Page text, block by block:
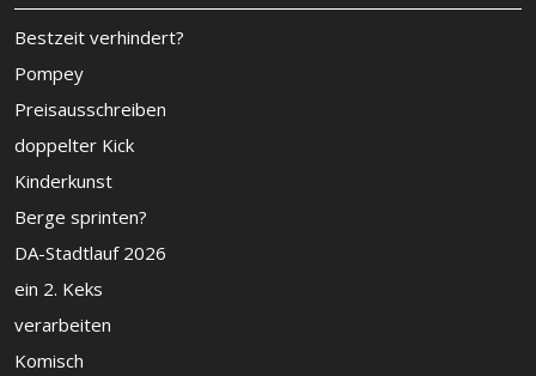
Bestzeit verhindert?
Pompey
Preisausschreiben
doppelter Kick
Kinderkunst
Berge sprinten?
DA-Stadtlauf 2026
ein 2. Keks
verarbeiten
Komisch